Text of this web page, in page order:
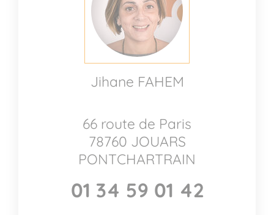
Jihane FAHEM
66 route de Paris
78760 JOUARS
PONTCHARTRAIN
01 34 59 01 42